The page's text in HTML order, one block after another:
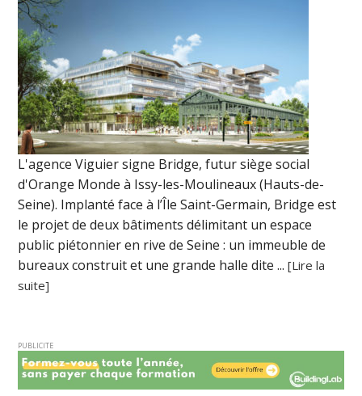
L'agence Viguier signe Bridge, futur siège social
d'Orange Monde à Issy-les-Moulineaux (Hauts-de-
Seine). Implanté face à l’Île Saint-Germain, Bridge est
le projet de deux bâtiments délimitant un espace
public piétonnier en rive de Seine : un immeuble de
bureaux construit et une grande halle dite ...[Lire la
suite]
PUBLICITE